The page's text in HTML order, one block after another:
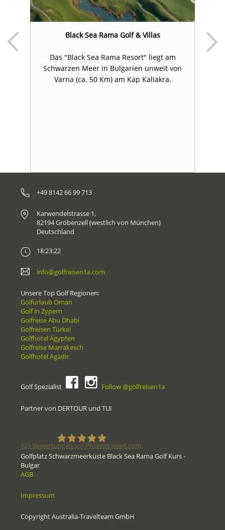
Black Sea Rama Golf & Villas
Das "Black Sea Rama Resort" liegt am
Schwarzen Meer in Bulgarien unweit von
Varna (ca. 50 Km) am Kap Kaliakra.
+49 8142 66 99 713
Karwendelstrasse 1,
82194 Gröbenzell (westlich von München)
Deutschland
18:23:22
info@golfreisen1a.com
Unsere Top Golf Regionen:
Golfurlaub Oman
Golf in Zypern
Golfreise Abu Dhabi
Golfreisen Türkei
Golfhotel Ägypten
Golfreise Marrakesch
Golfhotel Agadir
Golf Spezialist Follow @golfreisen1a
Partner von DERTOUR und TUI
121 Bewertungen auf ProvenExpert.com
Golfplatz Schwarzmeerküste Black Sea Rama Golf Kurs -
Bulgar
AGB
Impressum
Copyright Australia-Travelteam GmbH